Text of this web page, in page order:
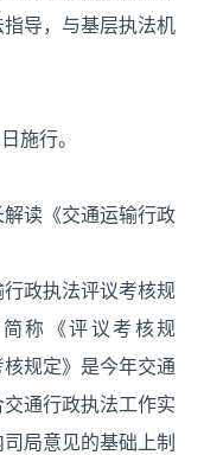
导，与基层执法机
施行。
读《交通运输行政
政执法评议考核规
称《评议考核规
规定》是今年交通
通行政执法工作实
局意见的基础上制